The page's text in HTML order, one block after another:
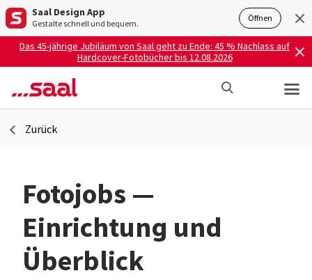
Saal Design App
Gestalte schnell und bequem. Öffnen
Das 45-jährige Jubiläum von Saal geht zu Ende: 45 % Nachlass auf
Hardcover-Fotobücher bis 12.08.2026
Zurück
Fotojobs —
Einrichtung und
Überblick